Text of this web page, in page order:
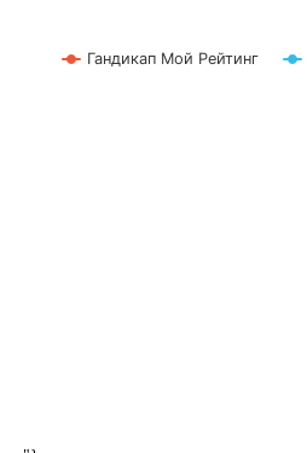
Гандикап Мой Рейтинг